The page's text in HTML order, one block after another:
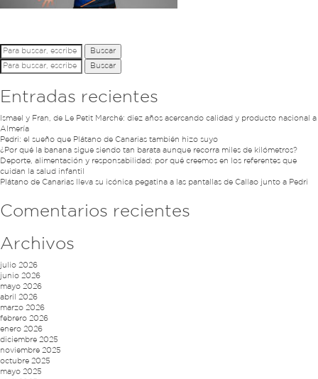
Buscar
Buscar
Entradas recientes
Ismael y Fran, de Le Petit Marché: diez años acercando calidad y producto nacional a
Almería
Pedri: el sueño que Plátano de Canarias también hizo suyo
¿Por qué la banana sigue siendo tan barata aunque recorra miles de kilómetros?
Deporte, alimentación y responsabilidad: por qué creemos en los referentes que
cuidan la salud infantil
Plátano de Canarias lleva su icónica pegatina a las pantallas de Callao junto a Pedri
Comentarios recientes
Archivos
julio 2026
junio 2026
mayo 2026
abril 2026
marzo 2026
febrero 2026
enero 2026
diciembre 2025
noviembre 2025
octubre 2025
mayo 2025